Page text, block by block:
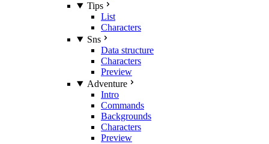
Tips
List
Characters
Sns
Data structure
Characters
Preview
Adventure
Intro
Commands
Backgrounds
Characters
Preview